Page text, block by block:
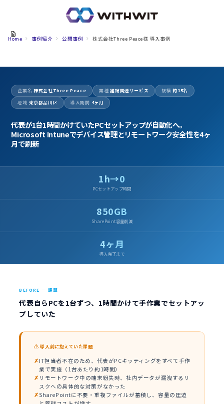
Home 事例紹介 公開事例 株式会社Three Peace様 導入事例
企業名 株式会社Three Peace 業種 建設関連サービス 規模 約15名
地域 東京都品川区 導入期間 4ヶ月
代表が1台1時間かけていたPCセットアップが自動化へ。
Microsoft Intuneでデバイス管理とリモートワーク安全性を4ヶ
月で刷新
1h→0
PCセットアップ時間
850GB
SharePoint容量削減
4ヶ月
導入完了まで
BEFORE — 課題
代表自らPCを1台ずつ、1時間かけて手作業でセットアッ
プしていた
⚠ 導入前に抱えていた課題
IT担当者不在のため、代表がPCキッティングをすべて手作
業で実施（1台あたり約1時間）
リモートワーク中の端末紛失時、社内データが漏洩するリ
スクへの具体的な対策がなかった
SharePointに不要・重複ファイルが蓄積し、容量の圧迫